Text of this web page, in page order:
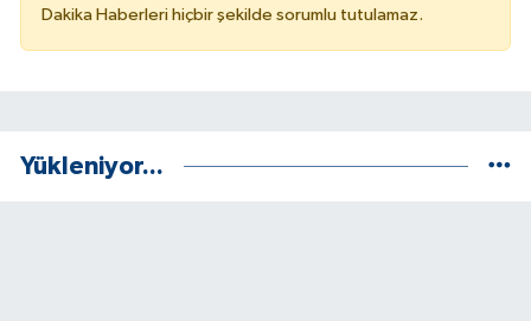
Dakika Haberleri hiçbir şekilde sorumlu tutulamaz.
Yükleniyor...